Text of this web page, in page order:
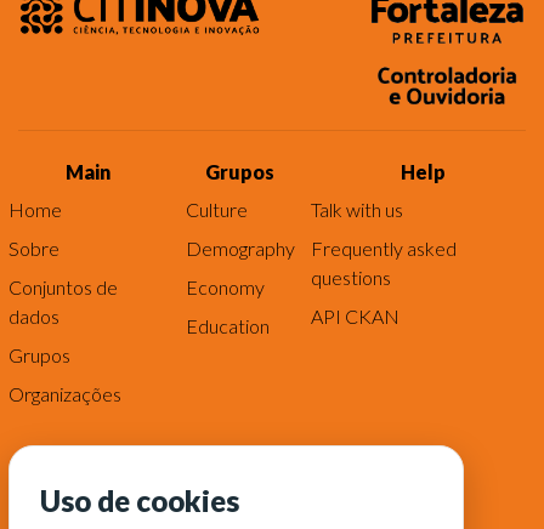
Main
Home
Sobre
Conjuntos de
dados
Grupos
Organizações
Grupos
Culture
Demography
Economy
Education
Help
Talk with us
Frequently asked
questions
API CKAN
Uso de cookies